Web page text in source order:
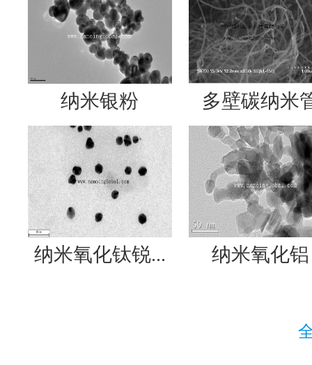
纳米银粉 多壁碳纳米
纳米氧化钛锐... 纳米氧化铝